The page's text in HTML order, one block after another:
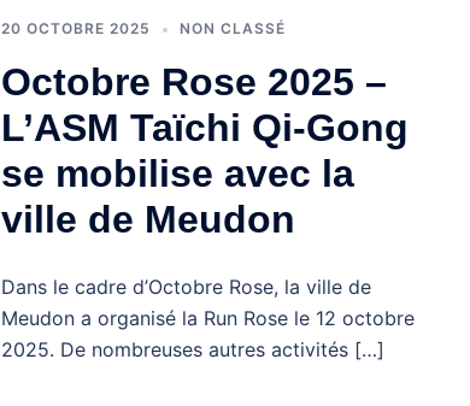
20 OCTOBRE 2025 NON CLASSÉ
Octobre Rose 2025 –
L’ASM Taïchi Qi-Gong
se mobilise avec la
ville de Meudon
Dans le cadre d’Octobre Rose, la ville de
Meudon a organisé la Run Rose le 12 octobre
2025. De nombreuses autres activités […]